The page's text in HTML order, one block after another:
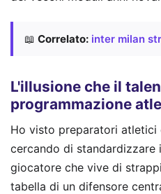
📖 Correlato: inter milan
L'illusione che il
programmazione
Ho visto preparatori
cercando di standardizzare
giocatore che vive di
tabella di un difensore